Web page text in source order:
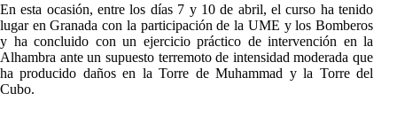
En esta ocasión, entre los días 7 y 10 de abril, el curso ha tenido
lugar en Granada con la participación de la UME y los Bomberos
y ha concluido con un ejercicio práctico de intervención en la
Alhambra ante un supuesto terremoto de intensidad moderada que
ha producido daños en la Torre de Muhammad y la Torre del
Cubo.